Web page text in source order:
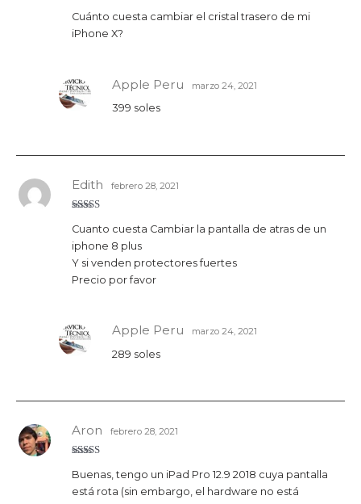
con5de 5
Cuánto cuesta cambiar el cristal trasero de mi
iPhone X?
Apple Peru marzo 24, 2021
399 soles
con5de 5
Edith febrero 28, 2021
Cuanto cuesta Cambiar la pantalla de atras de un
iphone 8 plus
Y si venden protectores fuertes
Precio por favor
Apple Peru marzo 24, 2021
289 soles
con5de 5
Aron febrero 28, 2021
Buenas, tengo un iPad Pro 12.9 2018 cuya pantalla
está rota (sin embargo, el hardware no está